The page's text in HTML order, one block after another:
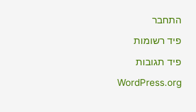
התחבר
פיד רשומות
פיד תגובות
WordPress.org